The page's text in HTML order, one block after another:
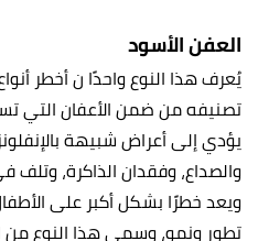
العفن الأسود
يُعرف هذا النوع واحدًا ن أخطر
تصنيفه من ضمن الأعفان التي
يؤدي إلى أعراض شبيهة
والصداع، وفقدان الذاكرة،
ويعد خطرًا بشكل أكبر على
تطور ونمو، وسمي هذا النوع